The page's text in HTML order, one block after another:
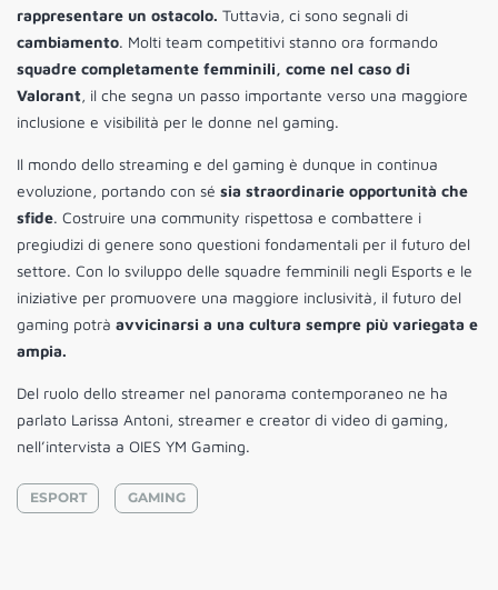
rappresentare un ostacolo. Tuttavia, ci sono segnali di
cambiamento. Molti team competitivi stanno ora formando
squadre completamente femminili, come nel caso di
Valorant, il che segna un passo importante verso una maggiore
inclusione e visibilità per le donne nel gaming.
Il mondo dello streaming e del gaming è dunque in continua
evoluzione, portando con sé sia straordinarie opportunità che
sfide. Costruire una community rispettosa e combattere i
pregiudizi di genere sono questioni fondamentali per il futuro del
settore. Con lo sviluppo delle squadre femminili negli Esports e le
iniziative per promuovere una maggiore inclusività, il futuro del
gaming potrà avvicinarsi a una cultura sempre più variegata e
ampia.
Del ruolo dello streamer nel panorama contemporaneo ne ha
parlato Larissa Antoni, streamer e creator di video di gaming,
nell’intervista a OIES YM Gaming.
ESPORT GAMING